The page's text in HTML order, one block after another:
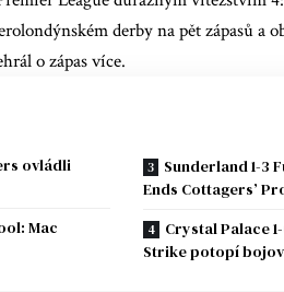
derby na pět zápasů a
o zápas více.
ovládli
Mac
Sunderland 1-3
Ends Cottagers’
Crystal Palace
Strike potopí